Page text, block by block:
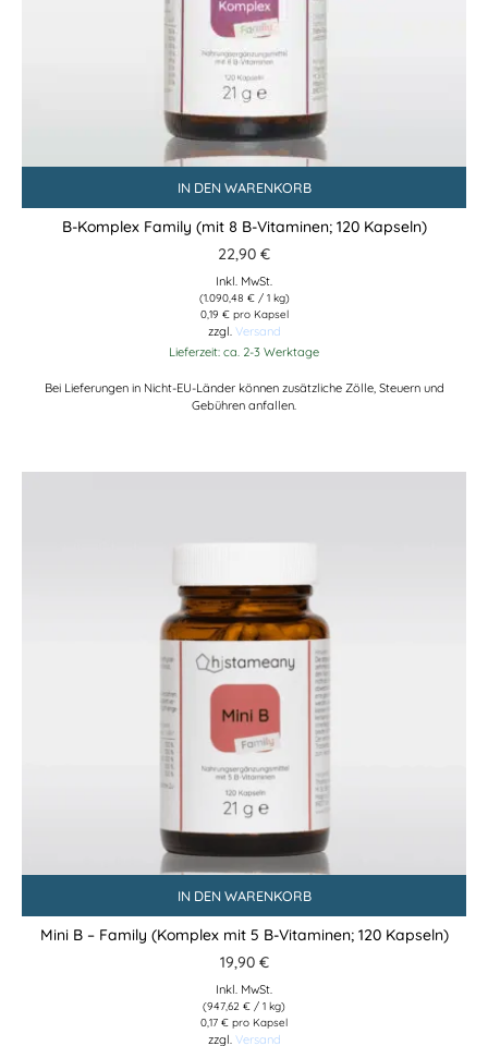
IN DEN WARENKORB
B-Komplex Family (mit 8 B-Vitaminen; 120 Kapseln)
22,90 €
Inkl. MwSt.
(1.090,48 €/ 1 kg)
0,19 € pro Kapsel
zzgl. Versand
Lieferzeit: ca. 2-3 Werktage
Bei Lieferungen in Nicht-EU-Länder können zusätzliche Zölle, Steuern und
Gebühren anfallen.
IN DEN WARENKORB
Mini B – Family (Komplex mit 5 B-Vitaminen; 120 Kapseln)
19,90 €
Inkl. MwSt.
(947,62 € / 1 kg)
0,17 € pro Kapsel
zzgl. Versand